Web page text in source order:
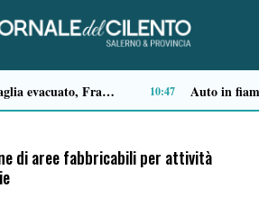
Salute: a Pollica confronto sul futuro della sanità e della prevenzione condivisa
di aree fabbricabili per attività